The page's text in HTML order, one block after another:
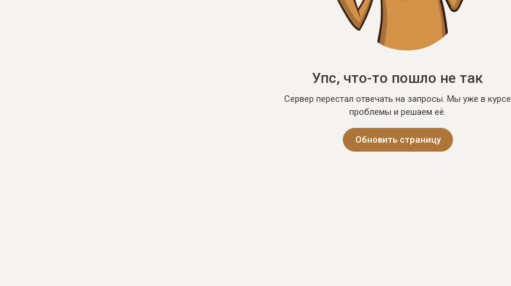
Упс, что-то пошло не так
Сервер перестал отвечать на запросы. Мы уже в курсе
проблемы и решаем её.
Обновить страницу